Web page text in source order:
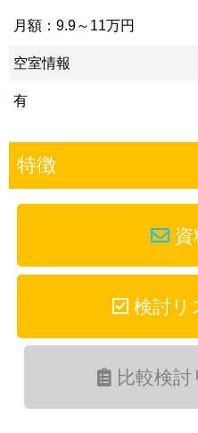
月額：9.9～11万円
空室情報
有
特徴
資
検討リ
比較検討